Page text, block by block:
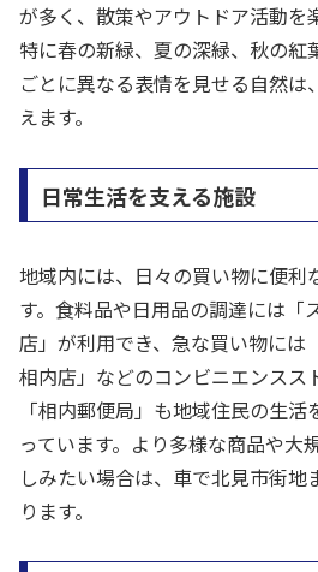
が多く、散策やアウトドア活動を
特に春の新緑、夏の深緑、秋の紅
ごとに異なる表情を見せる自然
えます。
日常生活を支える施設
地域内には、日々の買い物に便利
す。食料品や日用品の調達には「
店」が利用でき、急な買い物には
相内店」などのコンビニエンスス
「相内郵便局」も地域住民の生
っています。より多様な商品や大
しみたい場合は、車で北見市街地
ります。